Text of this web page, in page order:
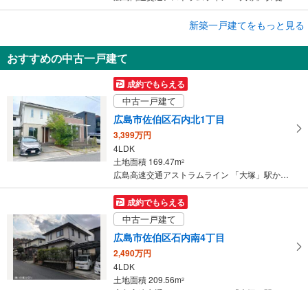
広島市佐伯区五月が丘4丁目
3,290万円
4LDK
土地面積 124.6m
新築一戸建てをもっと見る
おすすめの中古一戸建て
成約でもらえる
中古一戸建て
広島市佐伯区石内北1丁目
3,399万円
4LDK
土地面積 169.47m2
広島高速交通アストラムライン 「大塚」駅から3600m 車:9分
成約でもらえる
中古一戸建て
広島市佐伯区石内南4丁目
2,490万円
4LDK
土地面積 209.56m2